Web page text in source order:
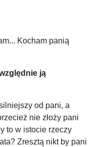
Kocham panią
ją
od pani, a
nie złoży pani
to w istocie rzeczy
Zresztą nikt by pani